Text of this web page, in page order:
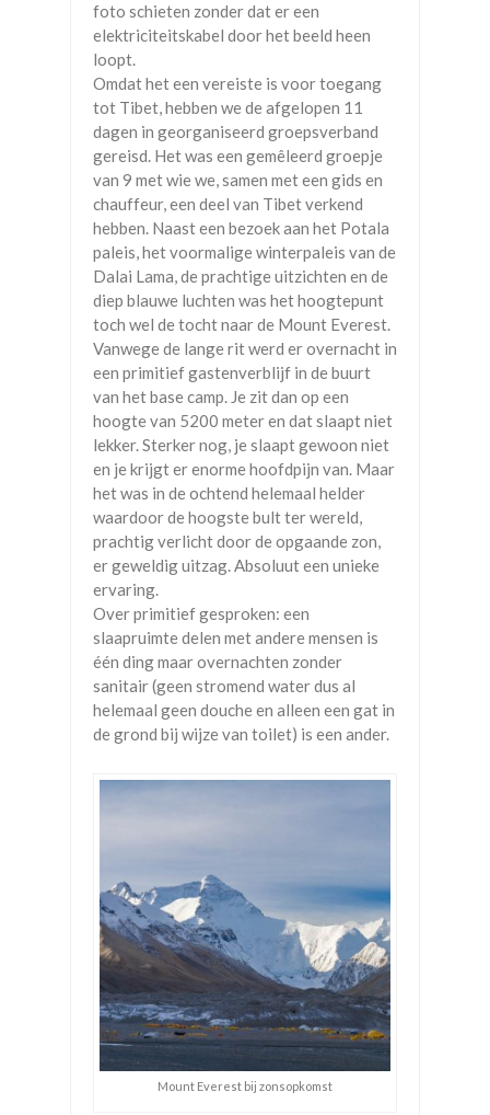
foto schieten zonder dat er een
elektriciteitskabel door het beeld heen
loopt.
Omdat het een vereiste is voor toegang
tot Tibet, hebben we de afgelopen 11
dagen in georganiseerd groepsverband
gereisd. Het was een gemêleerd groepje
van 9 met wie we, samen met een gids en
chauffeur, een deel van Tibet verkend
hebben. Naast een bezoek aan het Potala
paleis, het voormalige winterpaleis van de
Dalai Lama, de prachtige uitzichten en de
diep blauwe luchten was het hoogtepunt
toch wel de tocht naar de Mount Everest.
Vanwege de lange rit werd er overnacht in
een primitief gastenverblijf in de buurt
van het base camp. Je zit dan op een
hoogte van 5200 meter en dat slaapt niet
lekker. Sterker nog, je slaapt gewoon niet
en je krijgt er enorme hoofdpijn van. Maar
het was in de ochtend helemaal helder
waardoor de hoogste bult ter wereld,
prachtig verlicht door de opgaande zon,
er geweldig uitzag. Absoluut een unieke
ervaring.
Over primitief gesproken: een
slaapruimte delen met andere mensen is
één ding maar overnachten zonder
sanitair (geen stromend water dus al
helemaal geen douche en alleen een gat in
de grond bij wijze van toilet) is een ander.
Mount Everest bij zonsopkomst